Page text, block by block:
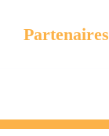
Partenaires